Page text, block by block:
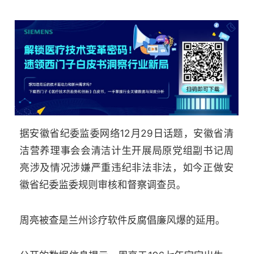
据安徽省纪委监委网络12月29日话题，安徽省清
洁营养理事会会清洁计生开展局原党组副书记周
亮涉及情况涉嫌严重违纪非法非法，如今正做安
徽省纪委监委规则审核和督察调查员。
周亮被查是兰州诊疗软件反腐倡廉风爆的延用。